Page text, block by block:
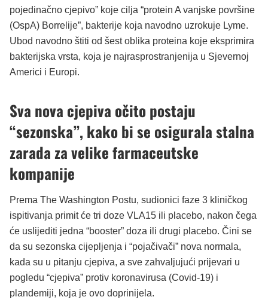
pojedinačno cjepivo” koje cilja “protein A vanjske površine
(OspA) Borrelije”, bakterije koja navodno uzrokuje Lyme.
Ubod navodno štiti od šest oblika proteina koje eksprimira
bakterijska vrsta, koja je najrasprostranjenija u Sjevernoj
Americi i Europi.
Sva nova cjepiva očito postaju
“sezonska”, kako bi se osigurala stalna
zarada za velike farmaceutske
kompanije
Prema The Washington Postu, sudionici faze 3 kliničkog
ispitivanja primit će tri doze VLA15 ili placebo, nakon čega
će uslijediti jedna “booster” doza ili drugi placebo. Čini se
da su sezonska cijepljenja i “pojačivači” nova normala,
kada su u pitanju cjepiva, a sve zahvaljujući prijevari u
pogledu “cjepiva” protiv koronavirusa (Covid-19) i
plandemiji, koja je ovo doprinijela.